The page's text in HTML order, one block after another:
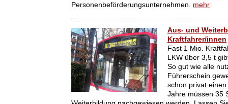
Personenbeförderungsunternehmen. mehr
Aus- und
Kraftfahrer/innen
Fast 1 Mio.
LKW über 3,5 t
So gut wie alle
Führerschein
schon privat
Jahre müssen 35